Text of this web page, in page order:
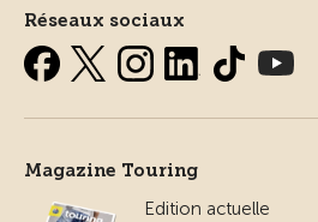
Réseaux sociaux
Magazine Touring
Edition actuelle